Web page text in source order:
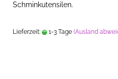
Schminkutensilen.
Lieferzeit: 1-3 Tage (Ausland